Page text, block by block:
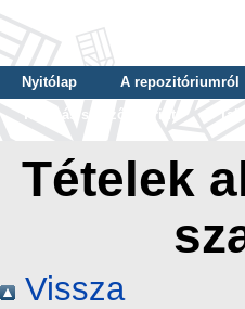
Nyitólap A repozitóriumról
Tallózás szerző szerint
Tételek
Vissza